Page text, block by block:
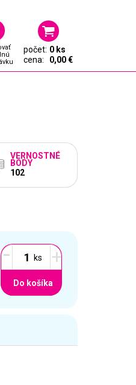
počet: 0 ks
cena:
0,00 €
VERNOSTNÉ
BODY
102
- +
Do košíka